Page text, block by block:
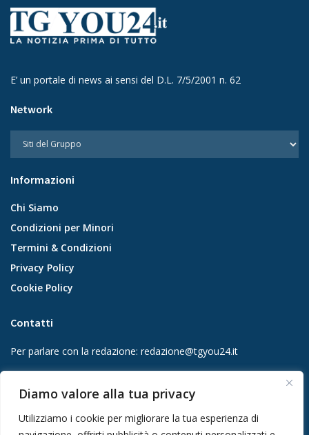
Diamo valore alla tua privacy
Utilizziamo i cookie per migliorare la tua esperienza di
E’ un portale di news ai sensi del D.L. 7/5/2001 n. 62
Network
Informazioni
Chi Siamo
Condizioni per Minori
Termini & Condizioni
Privacy Policy
Cookie Policy
Contatti
Per parlare con la redazione: redazione@tgyou24.it